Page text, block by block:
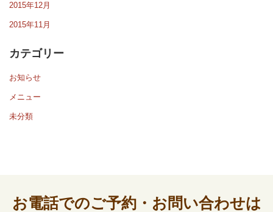
2015年12月
2015年11月
カテゴリー
お知らせ
メニュー
未分類
お電話でのご予約・お問い合わせは